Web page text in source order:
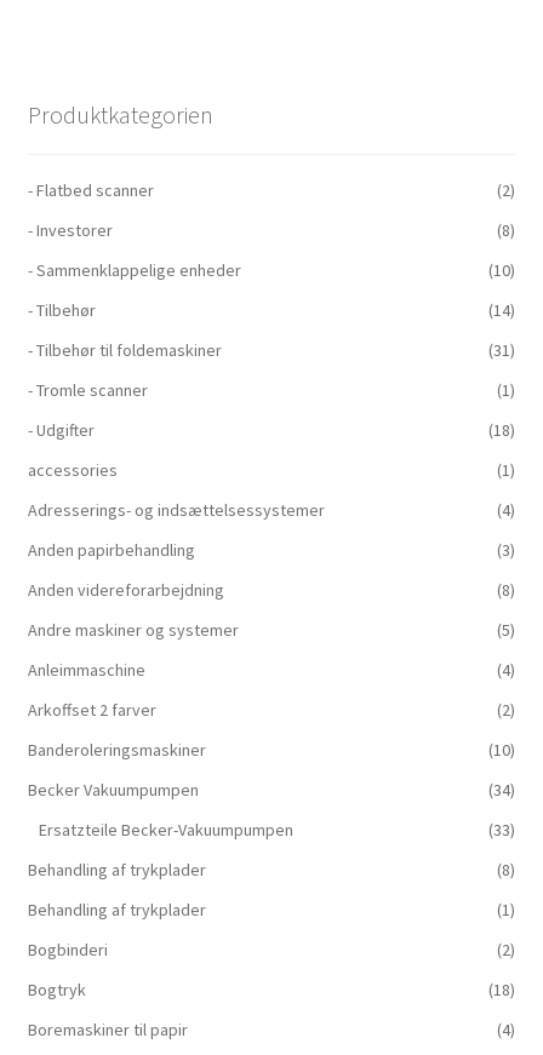
Produktkategorien
- Flatbed scanner
(2)
- Investorer
(8)
- Sammenklappelige enheder
(10)
- Tilbehør
(14)
- Tilbehør til foldemaskiner
(31)
- Tromle scanner
(1)
- Udgifter
(18)
accessories
(1)
Adresserings- og indsættelsessystemer
(4)
Anden papirbehandling
(3)
Anden videreforarbejdning
(8)
Andre maskiner og systemer
(5)
Anleimmaschine
(4)
Arkoffset 2 farver
(2)
Banderoleringsmaskiner
(10)
Becker Vakuumpumpen
(34)
Ersatzteile Becker-Vakuumpumpen
(33)
Behandling af trykplader
(8)
Behandling af trykplader
(1)
Bogbinderi
(2)
Bogtryk
(18)
Boremaskiner til papir
(4)